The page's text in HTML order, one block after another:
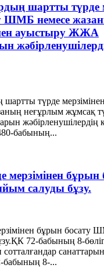
шартты түрде
ШМБ немесе
ауыстыру ЖЖА
шартты түрде
неғұрлым жұмсақ
жәбірленушілердің
бабының...
мерзімінен
салуды бұзу.
бұрын босату
72-бабының 8-
бабының 8-...